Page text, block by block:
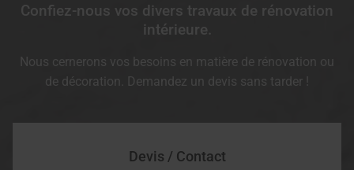
Confiez-nous vos divers travaux de rénovation
intérieure.
Nous cernerons vos besoins en matière de rénovation ou
de décoration. Demandez un devis sans tarder !
Devis / Contact